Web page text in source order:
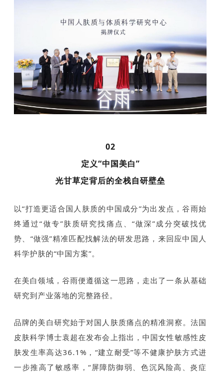
02
定义“中国美白”
光甘草定背后的全栈自研壁垒
以“打造更适合国人肤质的中国成分”为出发点，谷雨始
终通过“做专”肤质研究找痛点、“做深”成分突破找优
势、“做强”精准匹配找解法的研发思路，来回应中国人
科学护肤的“中国方案”。
在美白领域，谷雨便遵循这一思路，走出了一条从基础
研究到产业落地的完整路径。
品牌的美白研究始于对国人肤质痛点的精准洞察。法国
皮肤科学博士袁超在发布会上指出，中国女性敏感性皮
肤发生率高达36.1%，“建立耐受”等不健康护肤方式进
一步推高了敏感率，“屏障防御弱、色沉风险高、炎症